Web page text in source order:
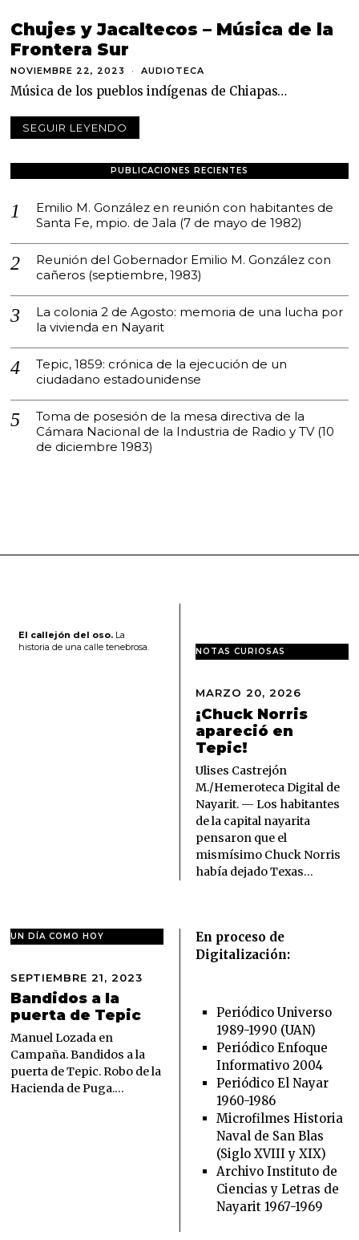
2
0
2
Chujes y Jacaltecos – Música de la
Frontera Sur
NOVIEMBRE 22, 2023
N
O
V
E
M
E
2
,
2
0
AUDIOTECA
Música de los pueblos indígenas de Chiapas…
SEGUIR LEYENDO
PUBLICACIONES RECIENTES
Emilio M. González en reunión con habitantes de
Santa Fe, mpio. de Jala (7 de mayo de 1982)
Reunión del Gobernador Emilio M. González con
cañeros (septiembre, 1983)
La colonia 2 de Agosto: memoria de una lucha por
la vivienda en Nayarit
Tepic, 1859: crónica de la ejecución de un
ciudadano estadounidense
Toma de posesión de la mesa directiva de la
Cámara Nacional de la Industria de Radio y TV (10
de diciembre 1983)
El callejón del oso.La
historia de una calle tenebrosa.
NOTAS CURIOSAS
MARZO 20, 2026
R
0
,
2
0
6
¡Chuck Norris
apareció en
Tepic!
Ulises Castrejón
M./Hemeroteca Digital de
Nayarit. — Los habitantes
de la capital nayarita
pensaron que el
mismísimo Chuck Norris
había dejado Texas…
UN DÍA COMO HOY
SEPTIEMBRE 21, 2023
E
M
B
Bandidos a la
puerta de Tepic
Manuel Lozada en
Campaña. Bandidos a la
puerta de Tepic. Robo de la
Hacienda de Puga.…
En proceso de
Digitalización:
Periódico Universo
1989-1990 (UAN)
Periódico Enfoque
Informativo 2004
Periódico El Nayar
1960-1986
Microfilmes Historia
Naval de San Blas
(Siglo XVIII y XIX)
Archivo Instituto de
Ciencias y Letras de
Nayarit 1967-1969